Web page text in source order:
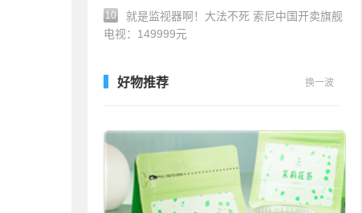
10
就是监视器啊！大法不死 索尼中国开卖旗舰
电视：149999元
好物推荐 换一波